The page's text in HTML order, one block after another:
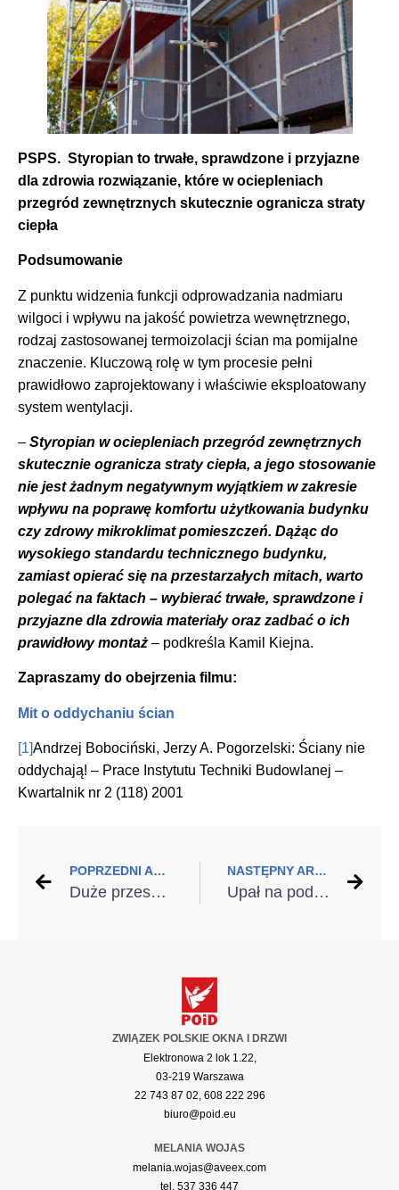
PSPS. Styropian to trwałe, sprawdzone i przyjazne
dla zdrowia rozwiązanie, które w ociepleniach
przegród zewnętrznych skutecznie ogranicza straty
ciepła
Podsumowanie
Z punktu widzenia funkcji odprowadzania nadmiaru
wilgoci i wpływu na jakość powietrza wewnętrznego,
rodzaj zastosowanej termoizolacji ścian ma pomijalne
znaczenie. Kluczową rolę w tym procesie pełni
prawidłowo zaprojektowany i właściwie eksploatowany
system wentylacji.
– Styropian w ociepleniach przegród zewnętrznych
skutecznie ogranicza straty ciepła, a jego stosowanie
nie jest żadnym negatywnym wyjątkiem w zakresie
wpływu na poprawę komfortu użytkowania budynku
czy zdrowy mikroklimat pomieszczeń. Dążąc do
wysokiego standardu technicznego budynku,
zamiast opierać się na przestarzałych mitach, warto
polegać na faktach – wybierać trwałe, sprawdzone i
przyjazne dla zdrowia materiały oraz zadbać o ich
prawidłowy montaż – podkreśla Kamil Kiejna.
Zapraszamy do obejrzenia filmu:
Mit o oddychaniu ścian
[1]Andrzej Bobociński, Jerzy A. Pogorzelski: Ściany nie
oddychają! – Prace Instytutu Techniki Budowlanej –
Kwartalnik nr 2 (118) 2001
POPRZEDNI ARTYKUŁ
Duże przeszklenia, większe wyzwania. Jak nowoczesna architektura zmienia technologie szyb zespolonych?
NASTĘPNY ARTYKUŁ
Upał na poddaszu? Podpowiadamy, na co zwrócić uwagę przy wyborze osłon okiennych
ZWIĄZEK POLSKIE OKNA I DRZWI
Elektronowa 2 lok 1.22,
03-219 Warszawa
22 743 87 02, 608 222 296
biuro@poid.eu
MELANIA WOJAS
melania.wojas@aveex.com
tel. 537 336 447